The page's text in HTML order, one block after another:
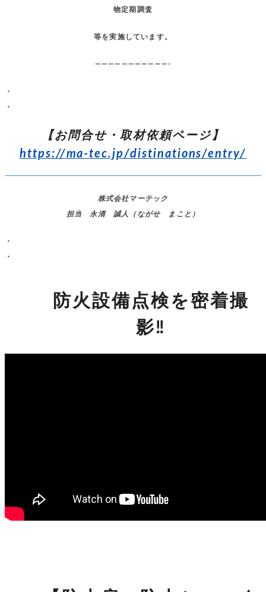
物定期調査
等を実施しています。
———————————-
・
・
【お問合せ・取材依頼ページ】
https://ma-tec.jp/distinations/entry/
株式会社マーテック
担当 永清 誠人（ながせ まこと）
・
・
防火設備点検を密着撮
影‼